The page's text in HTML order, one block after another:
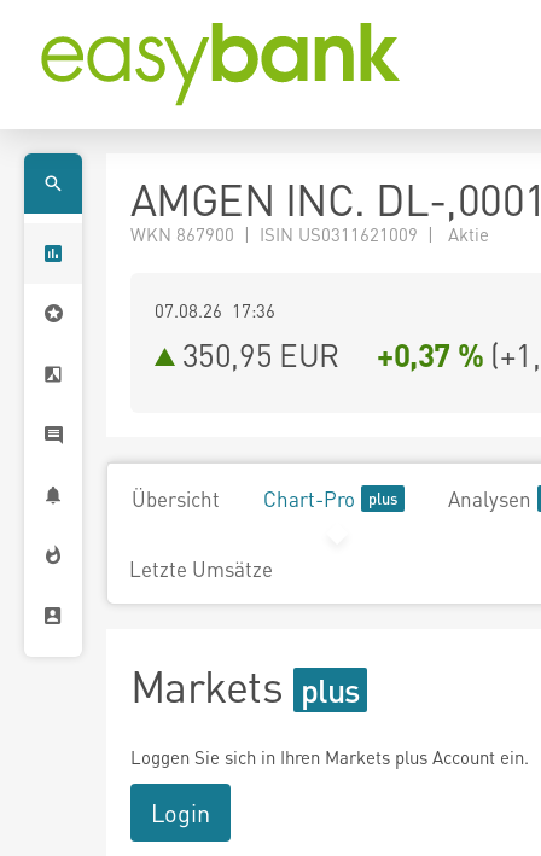
AMGEN INC. DL-
WKN 867900 | ISIN US0311621009 | Aktie
07.08.26 17:36
350,95 EUR +0,37 % (
Übersicht Chart-Pro Analysen
Letzte Umsätze
Markets
Loggen Sie sich in Ihren Markets plus Account ein.
Login